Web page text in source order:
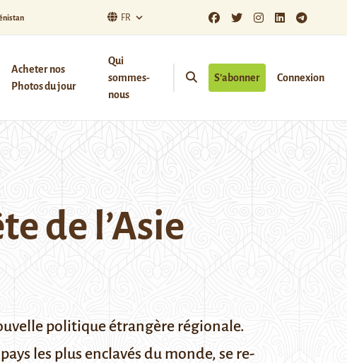
FR
Acheter nos
Photos du jour
Qui
sommes-
nous
S’abonner Connexion
de l’Asie
politique étrangère régionale.
les plus enclavés du monde, se re-